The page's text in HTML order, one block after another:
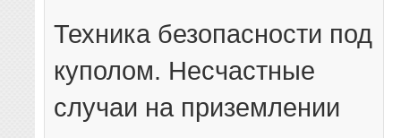
Техника безопасности под
куполом. Несчастные
случаи на приземлении